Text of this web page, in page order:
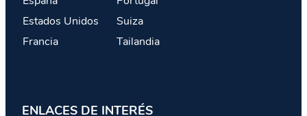
Estados Unidos
Francia
Suiza
Tailandia
ENLACES DE INTERÉS